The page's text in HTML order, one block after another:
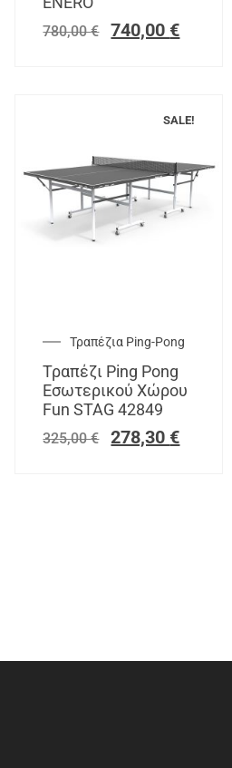
780,00€ 740,00€
SALE!
Τραπέζια Ping-Pong
Τραπέζι Ping Pong
Εσωτερικού Χώρου
Fun STAG 42849
325,00€ 278,30€